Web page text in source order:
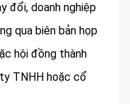
đổi, doanh nghiệp
qua biên bản họp
hội đồng thành
TNHH hoặc cổ